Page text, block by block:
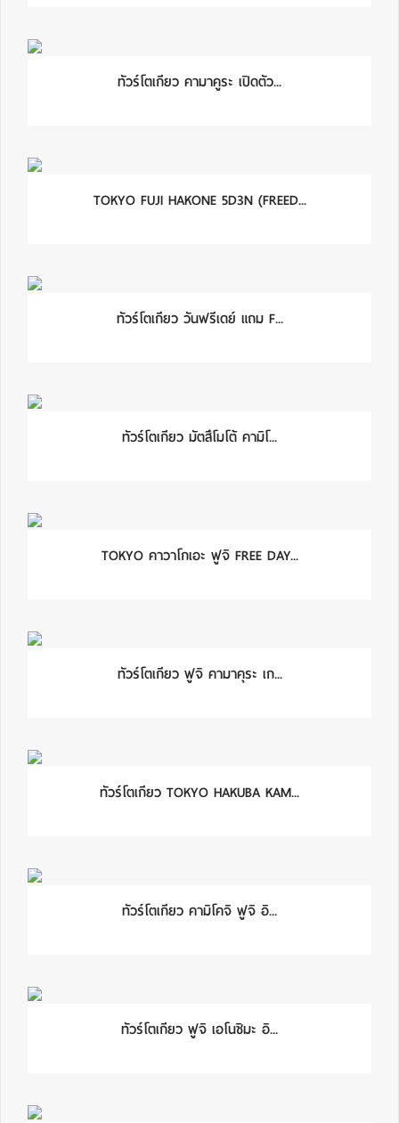
ทัวร์โตเกียว คามาคูระ เปิดตัว...
TOKYO FUJI HAKONE 5D3N (FREED...
ทัวร์โตเกียว วันฟรีเดย์ แถม F...
ทัวร์โตเกียว มัตสึโมโต้ คามิโ...
TOKYO คาวาโกเอะ ฟูจิ FREE DAY...
ทัวร์โตเกียว ฟูจิ คามาคุระ เก...
ทัวร์โตเกียว TOKYO HAKUBA KAM...
ทัวร์โตเกียว คามิโคจิ ฟูจิ อิ...
ทัวร์โตเกียว ฟูจิ เอโนชิมะ อิ...